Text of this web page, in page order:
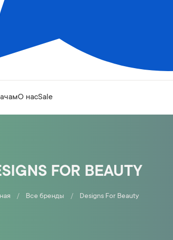
О насSale
FOR BEAUTY
Все бренды Designs For Beauty